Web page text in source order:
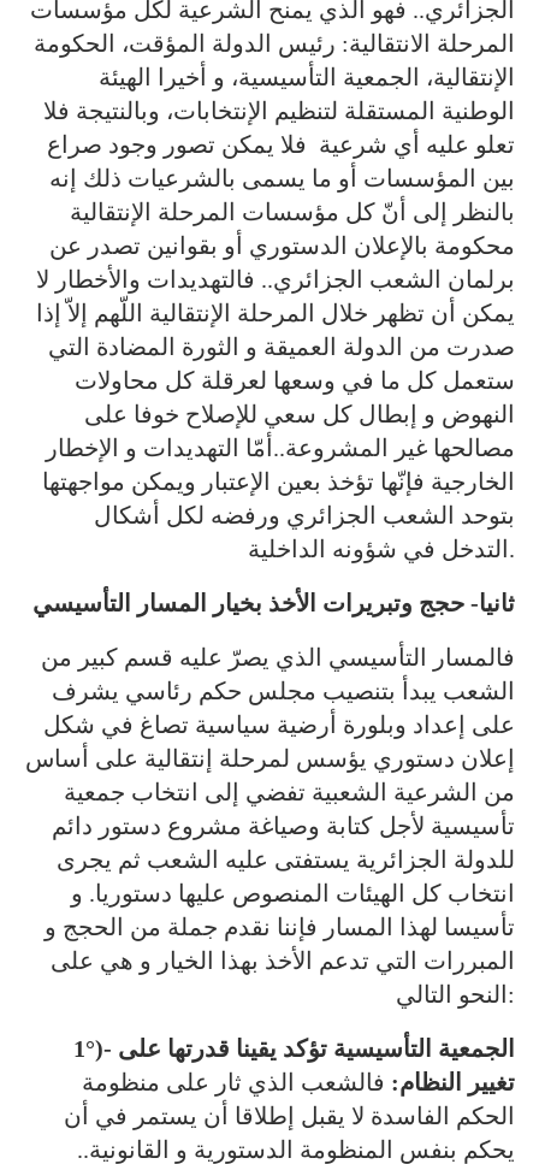
الجزائري.. فهو الذي يمنح الشرعية لكل مؤسسات
المرحلة الانتقالية: رئيس الدولة المؤقت، الحكومة
الإنتقالية، الجمعية التأسيسية، و أخيرا الهيئة
الوطنية المستقلة لتنظيم الإنتخابات، وبالنتيجة فلا
تعلو عليه أي شرعية فلا يمكن تصور وجود صراع
بين المؤسسات أو ما يسمى بالشرعيات ذلك إنه
بالنظر إلى أنّ كل مؤسسات المرحلة الإنتقالية
محكومة بالإعلان الدستوري أو بقوانين تصدر عن
برلمان الشعب الجزائري.. فالتهديدات والأخطار لا
يمكن أن تظهر خلال المرحلة الإنتقالية اللّهم إلاّ إذا
صدرت من الدولة العميقة و الثورة المضادة التي
ستعمل كل ما في وسعها لعرقلة كل محاولات
النهوض و إبطال كل سعي للإصلاح خوفا على
مصالحها غير المشروعة..أمّا التهديدات و الإخطار
الخارجية فإنّها تؤخذ بعين الإعتبار ويمكن مواجهتها
بتوحد الشعب الجزائري ورفضه لكل أشكال
التدخل في شؤونه الداخلية.
ثانيا- حجج وتبريرات الأخذ بخيار المسار التأسيسي
فالمسار التأسيسي الذي يصرّ عليه قسم كبير من
الشعب يبدأ بتنصيب مجلس حكم رئاسي يشرف
على إعداد وبلورة أرضية سياسية تصاغ في شكل
إعلان دستوري يؤسس لمرحلة إنتقالية على أساس
من الشرعية الشعبية تفضي إلى انتخاب جمعية
تأسيسية لأجل كتابة وصياغة مشروع دستور دائم
للدولة الجزائرية يستفتى عليه الشعب ثم يجرى
انتخاب كل الهيئات المنصوص عليها دستوريا. و
تأسيسا لهذا المسار فإننا نقدم جملة من الحجج و
المبررات التي تدعم الأخذ بهذا الخيار و هي على
النحو التالي:
1°)- الجمعية التأسيسية تؤكد يقينا قدرتها على
تغيير النظام: فالشعب الذي ثار على منظومة
الحكم الفاسدة لا يقبل إطلاقا أن يستمر في أن
يحكم بنفس المنظومة الدستورية و القانونية..